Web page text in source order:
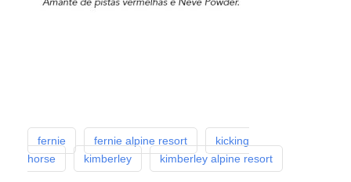
fernie fernie alpine resort
kicking
horse
kimberley kimberley alpine resort